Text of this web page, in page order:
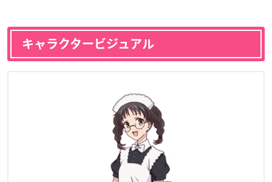
キャラクタービジュアル